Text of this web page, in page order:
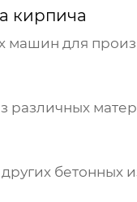
кирпича
машин для
бетонных